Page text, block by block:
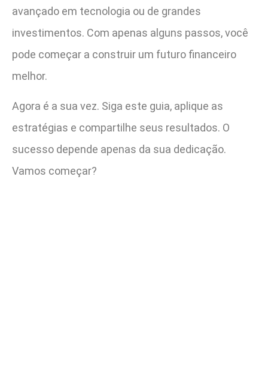
avançado em tecnologia ou de grandes
investimentos. Com apenas alguns passos, você
pode começar a construir um futuro financeiro
melhor.
Agora é a sua vez. Siga este guia, aplique as
estratégias e compartilhe seus resultados. O
sucesso depende apenas da sua dedicação.
Vamos começar?